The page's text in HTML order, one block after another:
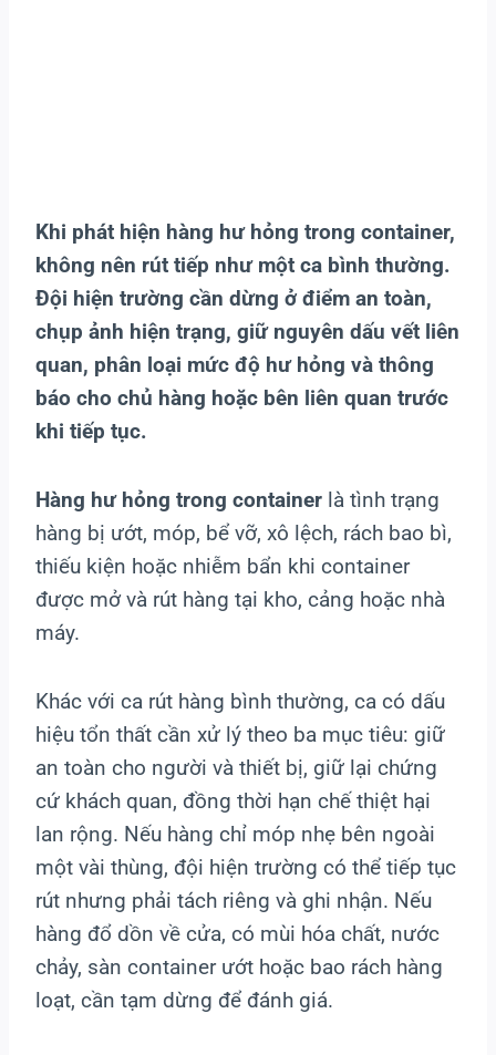
Khi phát hiện hàng hư hỏng trong container,
không nên rút tiếp như một ca bình thường.
Đội hiện trường cần dừng ở điểm an toàn,
chụp ảnh hiện trạng, giữ nguyên dấu vết liên
quan, phân loại mức độ hư hỏng và thông
báo cho chủ hàng hoặc bên liên quan trước
khi tiếp tục.
Hàng hư hỏng trong container là tình trạng
hàng bị ướt, móp, bể vỡ, xô lệch, rách bao bì,
thiếu kiện hoặc nhiễm bẩn khi container
được mở và rút hàng tại kho, cảng hoặc nhà
máy.
Khác với ca rút hàng bình thường, ca có dấu
hiệu tổn thất cần xử lý theo ba mục tiêu: giữ
an toàn cho người và thiết bị, giữ lại chứng
cứ khách quan, đồng thời hạn chế thiệt hại
lan rộng. Nếu hàng chỉ móp nhẹ bên ngoài
một vài thùng, đội hiện trường có thể tiếp tục
rút nhưng phải tách riêng và ghi nhận. Nếu
hàng đổ dồn về cửa, có mùi hóa chất, nước
chảy, sàn container ướt hoặc bao rách hàng
loạt, cần tạm dừng để đánh giá.